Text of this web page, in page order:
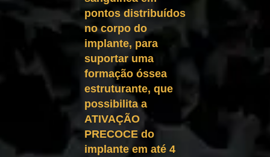
pontos distribuídos
no corpo do
implante, para
suportar uma
formação óssea
estruturante, que
possibilita a
ATIVAÇÃO
PRECOCE do
implante em até 4